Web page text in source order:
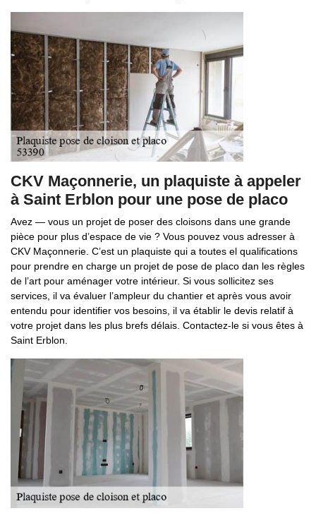
CKV Maçonnerie, un plaquiste à appeler
à Saint Erblon pour une pose de placo
Avez — vous un projet de poser des cloisons dans une grande
pièce pour plus d’espace de vie ? Vous pouvez vous adresser à
CKV Maçonnerie. C’est un plaquiste qui a toutes el qualifications
pour prendre en charge un projet de pose de placo dan les règles
de l’art pour aménager votre intérieur. Si vous sollicitez ses
services, il va évaluer l’ampleur du chantier et après vous avoir
entendu pour identifier vos besoins, il va établir le devis relatif à
votre projet dans les plus brefs délais. Contactez-le si vous êtes à
Saint Erblon.